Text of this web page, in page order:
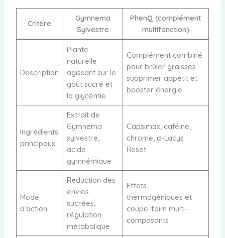
Critère
Gymnema
Sylvestre
PhenQ (complément
multifonction)
Description
Plante
naturelle
agissant sur le
goût sucré et
la glycémie
Complément combiné
pour brûler graisses,
supprimer appétit et
booster énergie
Ingrédients
principaux
Extrait de
Gymnema
sylvestre,
acide
gymnémique
Capsimax, caféine,
chrome, α-Lacys
Reset
Mode
d’action
Réduction des
envies
sucrées,
régulation
métabolique
Effets
thermogéniques et
coupe-faim multi-
composants